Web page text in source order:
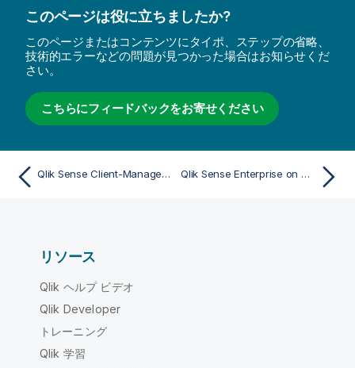
このページは役に立ちましたか?
このページまたはコンテンツにタイポ、ステップの省略、
技術的エラーなどの問題が見つかった場合はお知らせくだ
さい。
こちらにフィードバックをお寄せください
Qlik Sense Client-Managed モバイル アプリでネットワーク エラーが発生し、終了しなければならなくなる Qlik Sense Enterprise on Windows サイトの管理
リソース
Qlik ヘルプ ビデオ
Qlik Developer
トレーニング
Qlik 学習